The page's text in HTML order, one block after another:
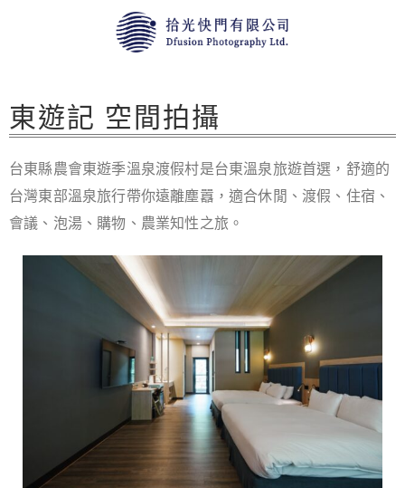
東遊記 空間拍攝
台東縣農會東遊季溫泉渡假村是台東溫泉旅遊首選，舒適的
台灣東部溫泉旅行帶你遠離塵囂，適合休閒、渡假、住宿、
會議、泡湯、購物、農業知性之旅。